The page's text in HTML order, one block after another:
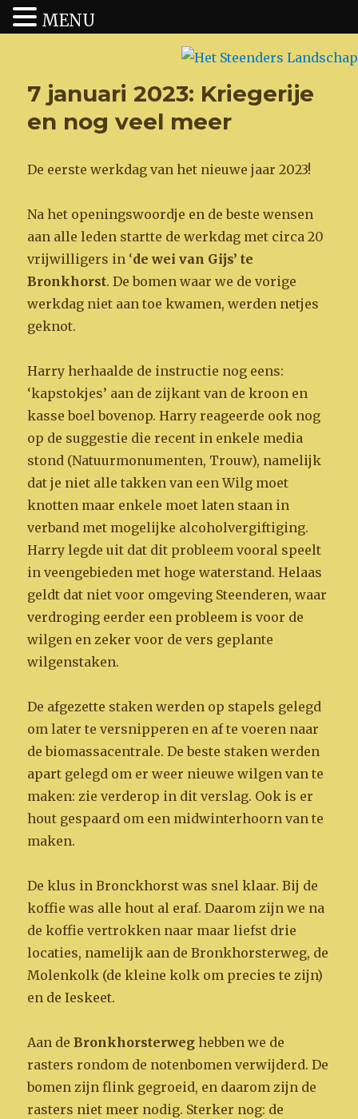
Het Steenders Landschap
7 januari 2023: Kriegerije
en nog veel meer
De eerste werkdag van het nieuwe jaar 2023!
Na het openingswoordje en de beste wensen
aan alle leden startte de werkdag met circa 20
vrijwilligers in ‘de wei van Gijs’ te
Bronkhorst. De bomen waar we de vorige
werkdag niet aan toe kwamen, werden netjes
geknot.
Harry herhaalde de instructie nog eens:
‘kapstokjes’ aan de zijkant van de kroon en
kasse boel bovenop. Harry reageerde ook nog
op de suggestie die recent in enkele media
stond (Natuurmonumenten, Trouw), namelijk
dat je niet alle takken van een Wilg moet
knotten maar enkele moet laten staan in
verband met mogelijke alcoholvergiftiging.
Harry legde uit dat dit probleem vooral speelt
in veengebieden met hoge waterstand. Helaas
geldt dat niet voor omgeving Steenderen, waar
verdroging eerder een probleem is voor de
wilgen en zeker voor de vers geplante
wilgenstaken.
De afgezette staken werden op stapels gelegd
om later te versnipperen en af te voeren naar
de biomassacentrale. De beste staken werden
apart gelegd om er weer nieuwe wilgen van te
maken: zie verderop in dit verslag. Ook is er
hout gespaard om een midwinterhoorn van te
maken.
De klus in Bronckhorst was snel klaar. Bij de
koffie was alle hout al eraf. Daarom zijn we na
de koffie vertrokken naar maar liefst drie
locaties, namelijk aan de Bronkhorsterweg, de
Molenkolk (de kleine kolk om precies te zijn)
en de Ieskeet.
Aan deBronkhorsterweg hebben we de
rasters rondom de notenbomen verwijderd. De
bomen zijn flink gegroeid, en daarom zijn de
rasters niet meer nodig. Sterker nog: de
MENU